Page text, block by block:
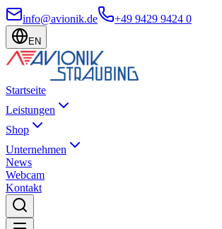
info@avionik.de +49 9429 9424 0
EN
Startseite
Leistungen
Shop
Unternehmen
News
Webcam
Kontakt